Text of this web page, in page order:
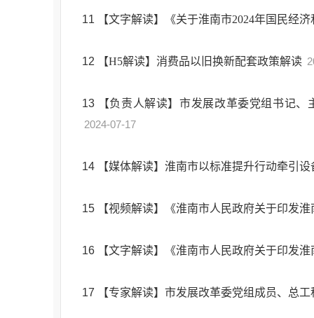
11 【文字解读】《关于淮南市2024年国民经
12 【H5解读】消费品以旧换新配套政策解读
13
【负责人解读】市发展改革委党组书记
2024-07-17
14 【媒体解读】淮南市以标准提升行动牵引
15 【视频解读】《淮南市人民政府关于印发
16 【文字解读】《淮南市人民政府关于印发
17 【专家解读】市发展改革委党组成员、总